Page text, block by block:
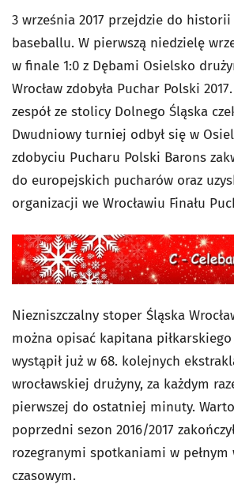
3 września 2017 przejdzie do historii
baseballu. W pierwszą niedzielę
w finale 1:0 z Dębami Osielsko
Wrocław zdobyła Puchar Polski
zespół ze stolicy Dolnego Śląska
Dwudniowy turniej odbył się w
zdobyciu Pucharu Polski Barons
do europejskich pucharów oraz
organizacji we Wrocławiu Finału
Niezniszczalny stoper Śląska
można opisać kapitana piłkarskiego
wystąpił już w 68. kolejnych
wrocławskiej drużyny, za każdym
pierwszej do ostatniej minuty.
poprzedni sezon 2016/2017
rozegranymi spotkaniami w pełnym
czasowym.